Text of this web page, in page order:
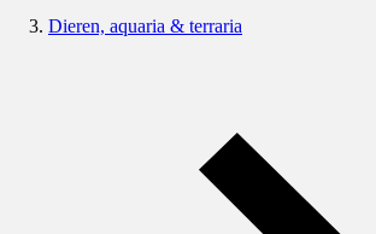
Dieren, aquaria & terraria